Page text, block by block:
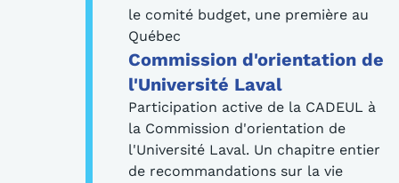
le comité budget, une première au
Québec
Commission d'orientation de
l'Université Laval
Participation active de la CADEUL à
la Commission d'orientation de
l'Université Laval. Un chapitre entier
de recommandations sur la vie